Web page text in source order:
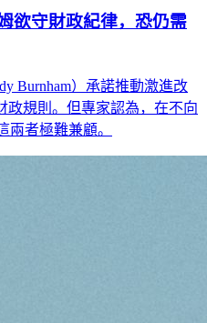
欲守財政紀律，恐仍需
Burnham）承諾推動激進改
政規則。但專家認為，在不向
兩者極難兼顧。